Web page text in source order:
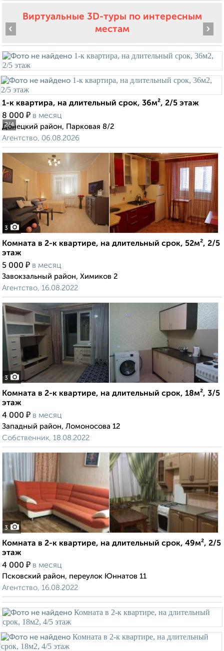
Виртуальные 3D-туры по интересным
местам
2/4
‹ ›
1-к квартира, на длительный срок, 36м², 2/5 этаж
8 000 ₽ в месяц
Донецкий район, Парковая 8/2
Агентство, 06.08.2026
3
Комната в 2-к квартире, на длительный срок, 52м², 2/5
этаж
5 000 ₽ в месяц
Завокзальный район, Химиков 2
Агентство, 16.08.2022
3
Комната в 2-к квартире, на длительный срок, 18м², 3/5
этаж
4 000 ₽ в месяц
Западный район, Ломоносова 12
Собственник, 18.08.2022
3
Комната в 2-к квартире, на длительный срок, 49м², 2/5
этаж
4 000 ₽ в месяц
Псковский район, переулок Юннатов 11
Агентство, 16.08.2022